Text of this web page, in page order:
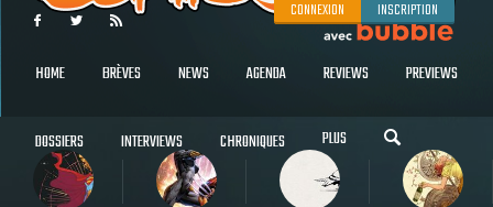
CONNEXION INSCRIPTION
HOME BRÈVES NEWS AGENDA REVIEWS PREVIEWS
DOSSIERS INTERVIEWS CHRONIQUES PLUS